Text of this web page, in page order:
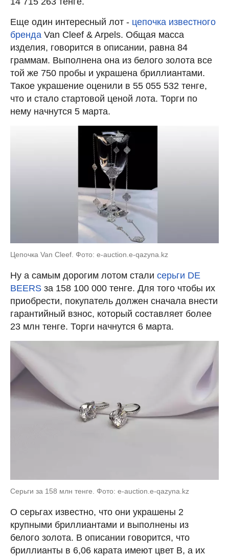
Еще один интересный лот - цепочка известного
бренда Van Cleef & Arpels. Общая масса
изделия, говорится в описании, равна 84
граммам. Выполнена она из белого золота все
той же 750 пробы и украшена бриллиантами.
Такое украшение оценили в 55 055 532 тенге,
что и стало стартовой ценой лота. Торги по
нему начнутся 5 марта.
Цепочка Van Cleef. Фото: e-auction.e-qazyna.kz
Ну а самым дорогим лотом стали серьги DE
BEERS за 158 100 000 тенге. Для того чтобы их
приобрести, покупатель должен сначала внести
гарантийный взнос, который составляет более
23 млн тенге. Торги начнутся 6 марта.
Серьги за 158 млн тенге. Фото: e-auction.e-qazyna.kz
О серьгах известно, что они украшены 2
крупными бриллиантами и выполнены из
белого золота. В описании говорится, что
бриллианты в 6,06 карата имеют цвет В, а их